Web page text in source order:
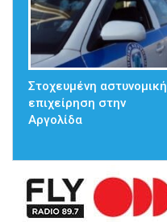
Στοχευμένη αστυνομική
επιχείρηση στην
Αργολίδα